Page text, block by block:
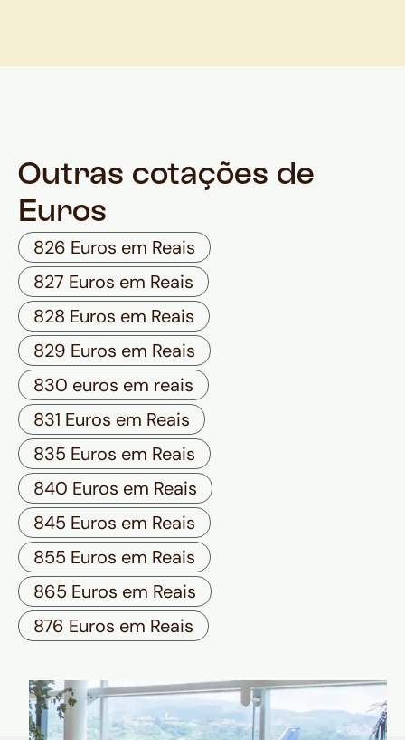
Outras cotações de
Euros
826 Euros em Reais
827 Euros em Reais
828 Euros em Reais
829 Euros em Reais
830 euros em reais
831 Euros em Reais
835 Euros em Reais
840 Euros em Reais
845 Euros em Reais
855 Euros em Reais
865 Euros em Reais
876 Euros em Reais